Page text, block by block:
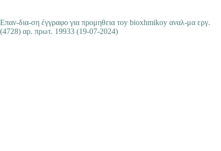
Eπαν-δια-ση έγγραφο για προμηθεια τοy bioxhmikoy αναλ-μα εργ.
(4728) αρ. πρωτ. 19933 (19-07-2024)